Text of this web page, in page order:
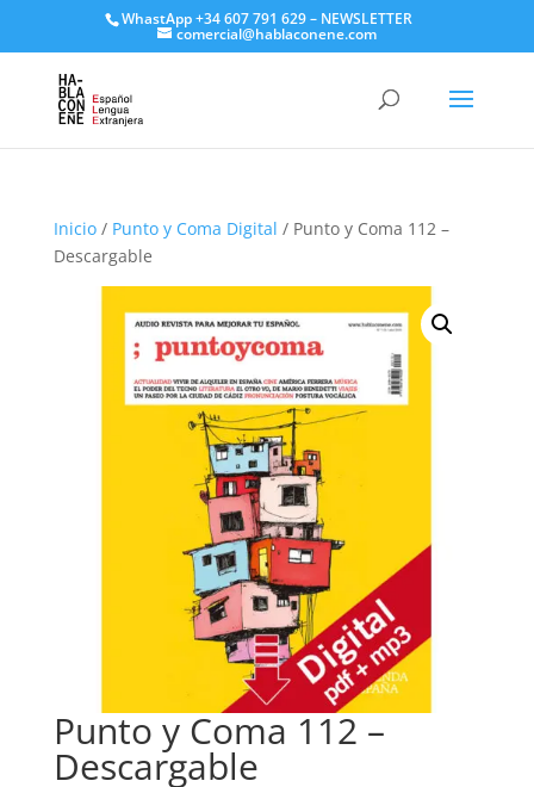
WhastApp+34 607 791 629– NEWSLETTER
comercial@hablaconene.com
Inicio/ Punto y Coma Digital / Punto y Coma 112 –
Descargable
Punto y Coma 112 –
Descargable